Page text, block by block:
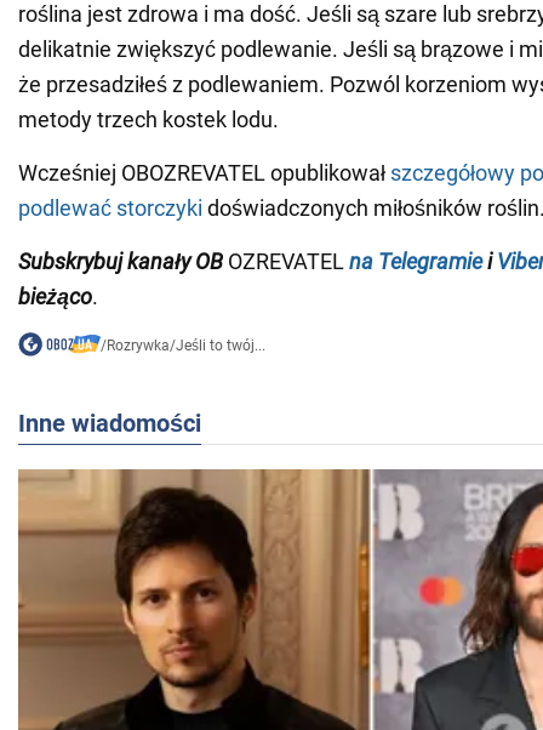
roślina jest zdrowa i ma dość. Jeśli są szare lub
delikatnie zwiększyć podlewanie. Jeśli są brązowe i
że przesadziłeś z podlewaniem. Pozwól korzeniom
metody trzech kostek lodu.
Wcześniej OBOZREVATEL opublikował szczegółowy
podlewać storczyki doświadczonych miłośników
Subskrybuj kanały OB OZREVATELna Telegramiei
bieżąco.
/Rozrywka/Jeśli to twój...
Inne wiadomości